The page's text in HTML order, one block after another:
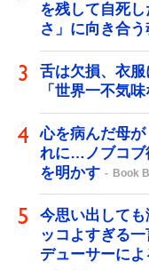
を残して自死
さ」に向き合
舌は欠損、衣
「世界一不気
心を病んだ母
れに…ノブコブ
を明かす
Book
今思い出して
ッコよすぎる
デューサーに